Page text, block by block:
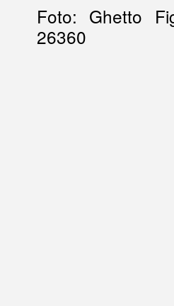
Foto: Ghetto
26360